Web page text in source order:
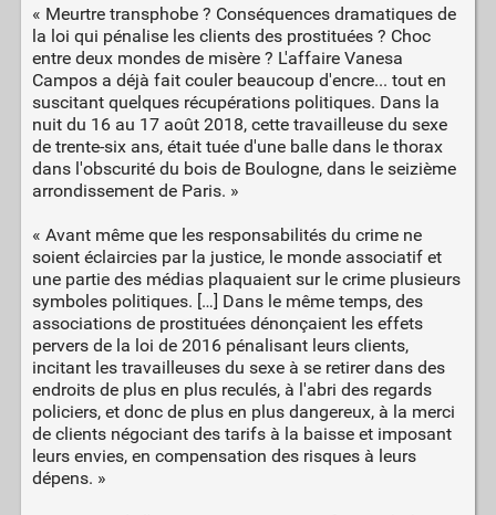
« Meurtre transphobe ? Conséquences dramatiques de
la loi qui pénalise les clients des prostituées ? Choc
entre deux mondes de misère ? L'affaire Vanesa
Campos a déjà fait couler beaucoup d'encre... tout en
suscitant quelques récupérations politiques. Dans la
nuit du 16 au 17 août 2018, cette travailleuse du sexe
de trente-six ans, était tuée d'une balle dans le thorax
dans l'obscurité du bois de Boulogne, dans le seizième
arrondissement de Paris. »
« Avant même que les responsabilités du crime ne
soient éclaircies par la justice, le monde associatif et
une partie des médias plaquaient sur le crime plusieurs
symboles politiques. […] Dans le même temps, des
associations de prostituées dénonçaient les effets
pervers de la loi de 2016 pénalisant leurs clients,
incitant les travailleuses du sexe à se retirer dans des
endroits de plus en plus reculés, à l'abri des regards
policiers, et donc de plus en plus dangereux, à la merci
de clients négociant des tarifs à la baisse et imposant
leurs envies, en compensation des risques à leurs
dépens. »